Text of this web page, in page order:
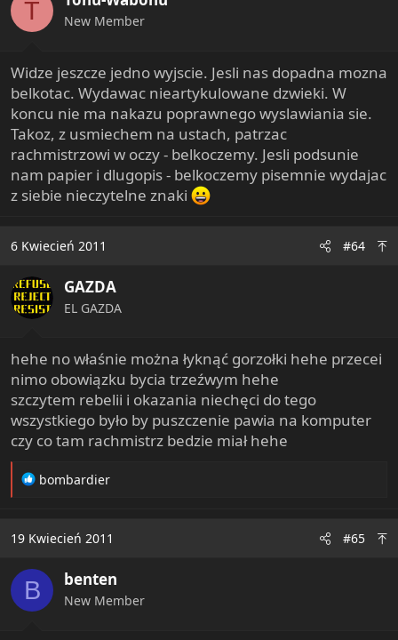
T New Member
Widze jeszcze jedno wyjscie. Jesli nas dopadna mozna
belkotac. Wydawac nieartykulowane dzwieki. W
koncu nie ma nakazu poprawnego wyslawiania sie.
Takoz, z usmiechem na ustach, patrzac
rachmistrzowi w oczy - belkoczemy. Jesli podsunie
nam papier i dlugopis - belkoczemy pisemnie wydajac
z siebie nieczytelne znaki
6 Kwiecień 2011 #64
GAZDA
EL GAZDA
hehe no właśnie można łyknąć gorzołki hehe przecei
nimo obowiązku bycia trzeźwym hehe
szczytem rebelii i okazania niechęci do tego
wszystkiego było by puszczenie pawia na komputer
czy co tam rachmistrz bedzie miał hehe
R
t
o
n
s
bombardier
19 Kwiecień 2011 #65
B benten
New Member